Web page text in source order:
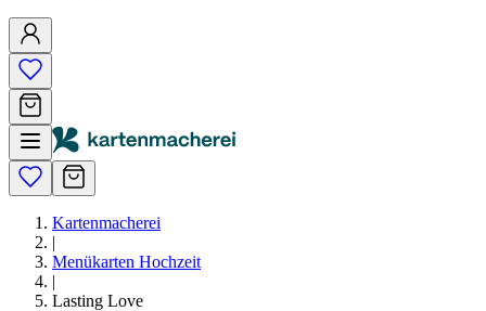
Kartenmacherei
|
Menükarten Hochzeit
|
Lasting Love